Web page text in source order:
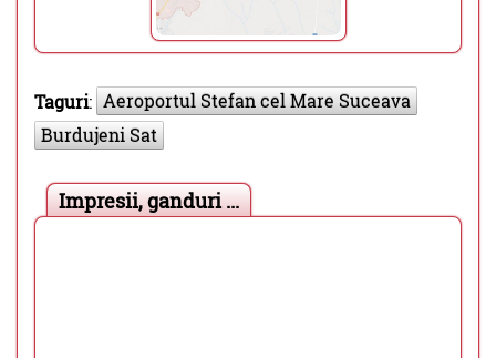
Taguri: Aeroportul Stefan cel Mare Suceava
Burdujeni Sat
Impresii, ganduri ...